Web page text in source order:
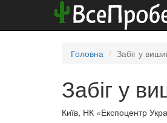
Головна Забіг у
Забіг у
Київ, НК «Експоцентр